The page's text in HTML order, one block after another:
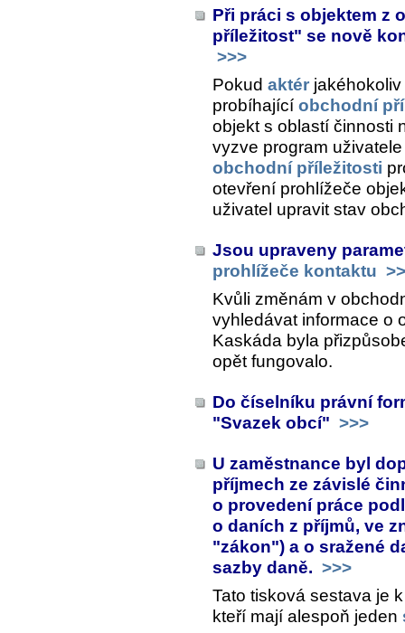
Při práci s objektem z
příležitost" se nově
>>>
Pokud aktér
probíhající obchodní
objekt s oblastí činnosti
vyzve program
obchodní příležitosti
otevření prohlížeče
uživatel upravit stav
Jsou upraveny
prohlížeče kontaktu
Kvůli změnám v
vyhledávat informace o
Kaskáda byla
opět fungovalo.
Do číselníku právní
"Svazek obcí" >>>
U zaměstnance byl
příjmech ze závislé
o provedení práce
o daních z příjmů, ve
"zákon") a o sražené
sazby daně. >>>
Tato tisková sestava je
kteří mají alespoň jeden